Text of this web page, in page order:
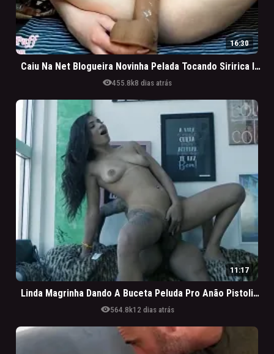
16:30
Caiu Na Net Blogueira Novinha Pelada Tocando Siririca Intensa
visibility455.8k8 dias atrás
11:17
Linda Magrinha Dando A Buceta Peluda Pro Anão Pistolinha
visibility564.8k12 dias atrás